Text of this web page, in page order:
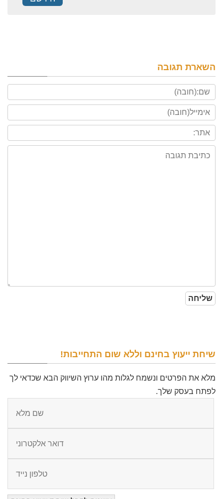
השארת תגובה
שיחת ייעוץ בחינם וללא שום התחייבות!
מלא את הפרטים ונשמח לגלות מהו ערוץ השיווק הבא שכדאי לך
לפתח בעסק שלך.